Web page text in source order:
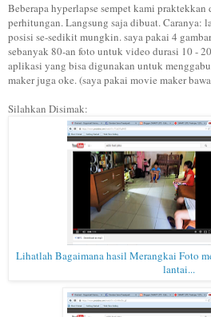
Beberapa hyperlapse sempet kami
perhitungan. Langsung saja dibuat. Caranya:
posisi se-sedikit mungkin. saya pakai 4
sebanyak 80-an foto untuk video durasi 10 -
aplikasi yang bisa digunakan untuk
maker juga oke. (saya pakai movie maker
Silahkan Disimak:
Lihatlah Bagaimana hasil Merangkai Foto
lantai...